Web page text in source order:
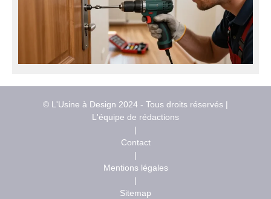
© L'Usine à Design 2024 - Tous droits réservés |
L'équipe de rédactions
|
Contact
|
Mentions légales
|
Sitemap